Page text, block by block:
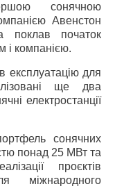
сонячною
Авенстон
початок
і компанією.
експлуатацію для
ще два
електростанції
сонячних
понад 25 МВт та
проєктів
міжнародного